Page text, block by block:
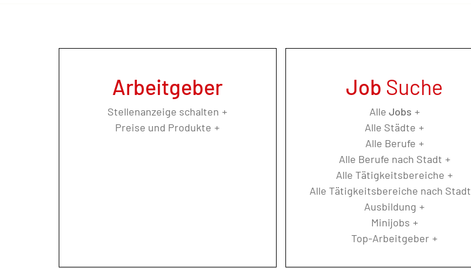
Arbeitgeber
Stellenanzeige schalten
Preise und Produkte
Job Suche
Alle Jobs
Alle Städte
Alle Berufe
Alle Berufe nach Stadt
Alle Tätigkeitsbereiche
Alle Tätigkeitsbereiche nach Stadt
Ausbildung
Minijobs
Top-Arbeitgeber